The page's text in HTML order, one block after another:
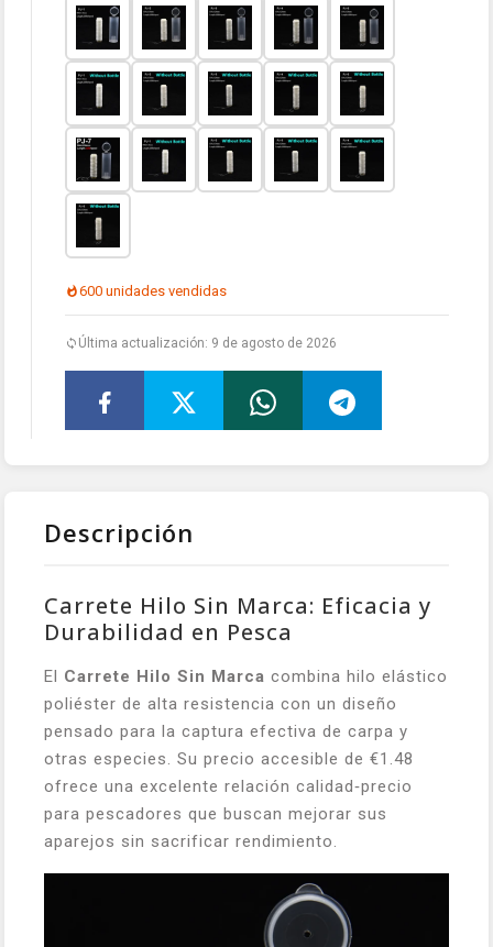
600 unidades vendidas
Última actualización: 9 de agosto de 2026
Descripción
Carrete Hilo Sin Marca: Eficacia y
Durabilidad en Pesca
El Carrete Hilo Sin Marca combina hilo elástico
poliéster de alta resistencia con un diseño
pensado para la captura efectiva de carpa y
otras especies. Su precio accesible de €1.48
ofrece una excelente relación calidad‑precio
para pescadores que buscan mejorar sus
aparejos sin sacrificar rendimiento.